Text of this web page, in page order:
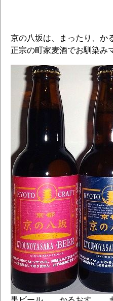
京の八坂は、まったり、か
正宗の町家麦酒でお馴染み